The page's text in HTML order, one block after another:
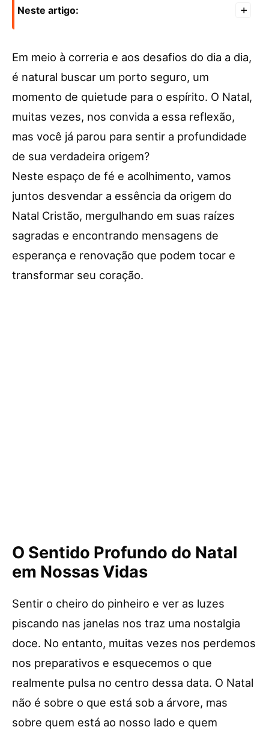
Neste artigo: +
Em meio à correria e aos desafios do dia a dia,
é natural buscar um porto seguro, um
momento de quietude para o espírito. O Natal,
muitas vezes, nos convida a essa reflexão,
mas você já parou para sentir a profundidade
de sua verdadeira origem?
Neste espaço de fé e acolhimento, vamos
juntos desvendar a essência da origem do
Natal Cristão, mergulhando em suas raízes
sagradas e encontrando mensagens de
esperança e renovação que podem tocar e
transformar seu coração.
O Sentido Profundo do Natal
em Nossas Vidas
Sentir o cheiro do pinheiro e ver as luzes
piscando nas janelas nos traz uma nostalgia
doce. No entanto, muitas vezes nos perdemos
nos preparativos e esquecemos o que
realmente pulsa no centro dessa data. O Natal
não é sobre o que está sob a árvore, mas
sobre quem está ao nosso lado e quem